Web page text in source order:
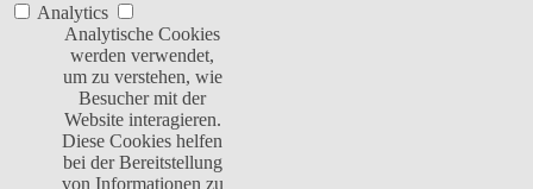
Analytics
Analytische Cookies
werden verwendet,
um zu verstehen, wie
Besucher mit der
Website interagieren.
Diese Cookies helfen
bei der Bereitstellung
von Informationen zu